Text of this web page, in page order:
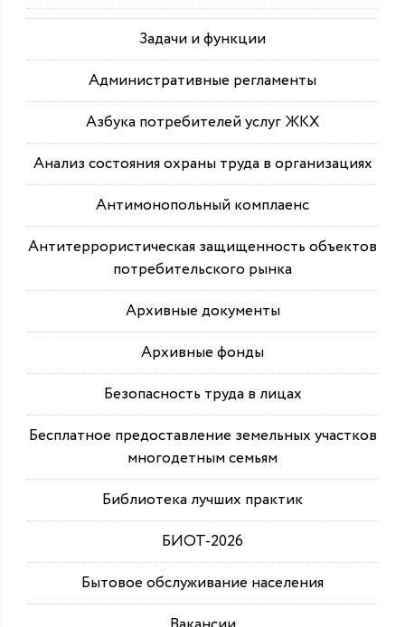
Задачи и функции
Административные регламенты
Азбука потребителей услуг ЖКХ
Анализ состояния охраны труда в организациях
Антимонопольный комплаенс
Антитеррористическая защищенность объектов
потребительского рынка
Архивные документы
Архивные фонды
Безопасность труда в лицах
Бесплатное предоставление земельных участков
многодетным семьям
Библиотека лучших практик
БИОТ-2026
Бытовое обслуживание населения